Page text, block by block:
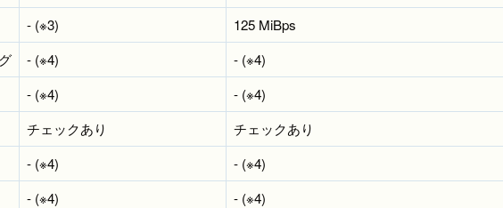
- (※3) 125 MiBps
- (※4) - (※4)
- (※4) - (※4)
チェックあり チェックあり
- (※4) - (※4)
- (※4) - (※4)